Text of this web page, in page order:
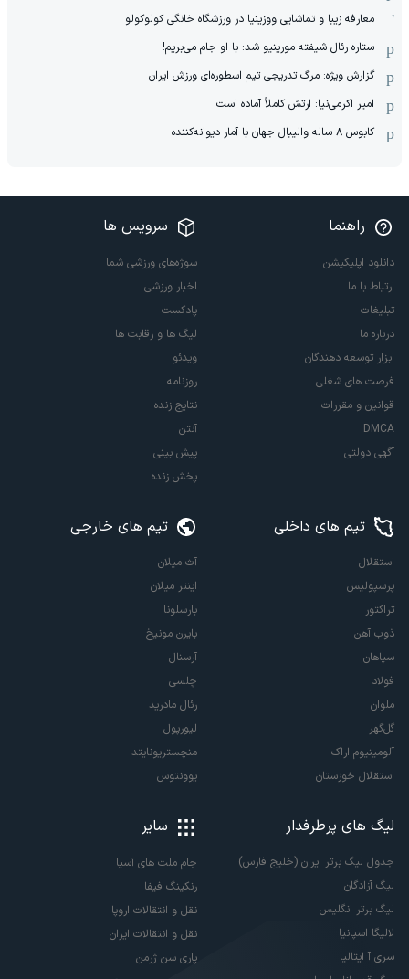
معارفه زیبا و تماشایی ووزینیا در ورزشگاه خانگی کولوکولو
ستاره رئال شیفته مورینیو شد: با او جام می‌بریم!
گزارش ویژه: مرگ تدریجی تیم اسطوره‌ای ورزش ایران
امیر اکرمی‌نیا: ارتش کاملاً آماده است
کابوس ۸ ساله والیبال جهان با آمار دیوانه‌کننده
راهنما
دانلود اپلیکیشن
ارتباط با ما
تبلیغات
درباره ما
ابزار توسعه دهندگان
فرصت های شغلی
قوانین و مقررات
DMCA
آگهی دولتی
سرویس ها
سوژه‌های ورزشی شما
اخبار ورزشی
پادکست
لیگ ها و رقابت ها
ویدئو
روزنامه
نتایج زنده
آنتن
پیش بینی
پخش زنده
تیم های داخلی
استقلال
پرسپولیس
تراکتور
ذوب آهن
سپاهان
فولاد
ملوان
گل‌گهر
آلومینیوم اراک
استقلال خوزستان
تیم های خارجی
آث میلان
اینتر میلان
بارسلونا
بایرن مونیخ
آرسنال
چلسی
رئال مادرید
لیورپول
منچستریونایتد
یوونتوس
لیگ های پرطرفدار
جدول لیگ برتر ایران (خلیج فارس)
لیگ آزادگان
لیگ برتر انگلیس
لالیگا اسپانیا
سری آ ایتالیا
سایر
جام ملت های آسیا
رنکینگ فیفا
نقل و انتقالات اروپا
نقل و انتقالات ایران
پاری سن ژرمن